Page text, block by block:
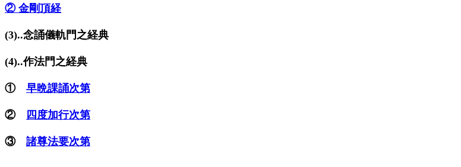
② 金剛頂経
(3)..念誦儀軌門之経典
(4)..作法門之経典
① 早晩課誦次第
② 四度加行次第
③ 諸尊法要次第